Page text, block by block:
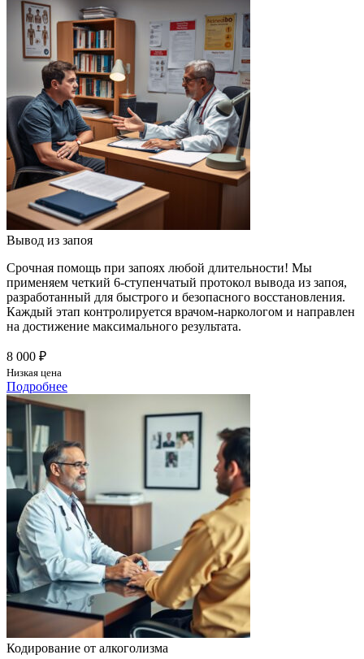
Вывод из запоя
Срочная помощь при запоях любой длительности! Мы
применяем четкий 6-ступенчатый протокол вывода из запоя,
разработанный для быстрого и безопасного восстановления.
Каждый этап контролируется врачом-наркологом и направлен
на достижение максимального результата.
8 000 ₽
Низкая цена
Подробнее
Кодирование от алкоголизма